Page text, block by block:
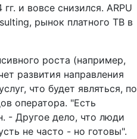
и вовсе снизился. ARPU
рынок платного ТВ в
роста (например,
развития направления
что будет являться, по
оператора. "Есть
- Другое дело, что люди
не часто - но готовы".